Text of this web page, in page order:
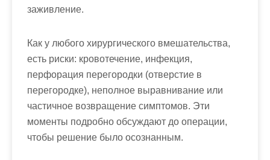
заживление.
Как у любого хирургического вмешательства,
есть риски: кровотечение, инфекция,
перфорация перегородки (отверстие в
перегородке), неполное выравнивание или
частичное возвращение симптомов. Эти
моменты подробно обсуждают до операции,
чтобы решение было осознанным.